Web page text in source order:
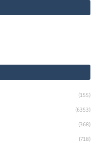
(155)
(6353)
(368)
(718)